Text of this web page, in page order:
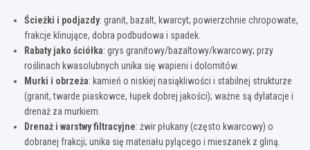
Ścieżki i podjazdy: granit, bazalt, kwarcyt; powierzchnie chropowate,
frakcje klinujące, dobra podbudowa i spadek.
Rabaty jako ściółka: grys granitowy/bazaltowy/kwarcowy; przy
roślinach kwasolubnych unika się wapieni i dolomitów.
Murki i obrzeża: kamień o niskiej nasiąkliwości i stabilnej strukturze
(granit, twarde piaskowce, łupek dobrej jakości); ważne są dylatacje i
drenaż za murkiem.
Drenaż i warstwy filtracyjne: żwir płukany (często kwarcowy) o
dobranej frakcji; unika się materiału pylącego i mieszanek z gliną.